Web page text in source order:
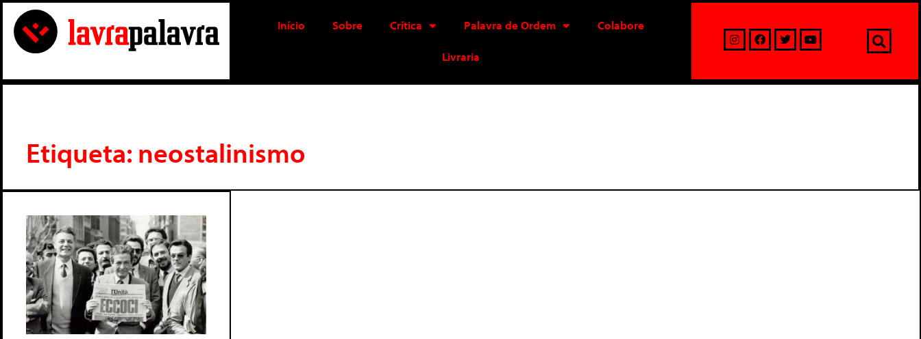
Início Sobre Crítica Palavra de Ordem Colabore
Livraria
Etiqueta: neostalinismo